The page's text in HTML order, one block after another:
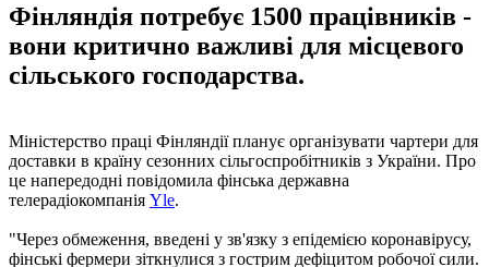
Фінляндія потребує 1500 працівників -
вони критично важливі для місцевого
сільського господарства.
Міністерство праці Фінляндії планує організувати чартери для
доставки в країну сезонних сільгоспробітників з України. Про
це напередодні повідомила фінська державна
телерадіокомпанія Yle.
"Через обмеження, введені у зв'язку з епідемією коронавірусу,
фінські фермери зіткнулися з гострим дефіцитом робочої сили.